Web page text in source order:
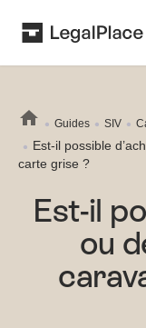
Guides SIV
Est-il possible
carte grise ?
Est-il
ou